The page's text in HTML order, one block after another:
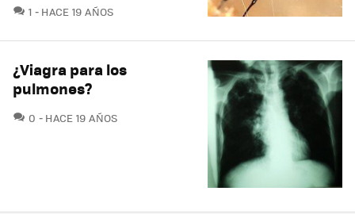
1 COMENTARIOS
HACE 19 AÑOS
¿Viagra para los
pulmones?
0 COMENTARIOS
HACE 19 AÑOS